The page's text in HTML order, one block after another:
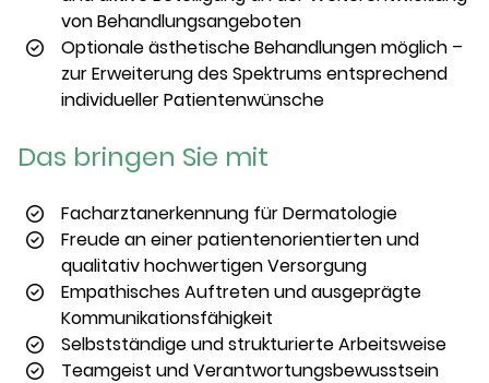
von Behandlungsangeboten
Optionale ästhetische Behandlungen möglich –
zur Erweiterung des Spektrums entsprechend
individueller Patientenwünsche
Das bringen Sie mit
Facharztanerkennung für Dermatologie
Freude an einer patientenorientierten und
qualitativ hochwertigen Versorgung
Empathisches Auftreten und ausgeprägte
Kommunikationsfähigkeit
Selbstständige und strukturierte Arbeitsweise
Teamgeist und Verantwortungsbewusstsein